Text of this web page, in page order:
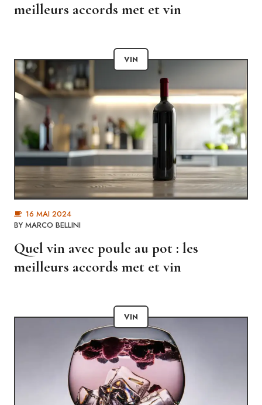
meilleurs accords met et vin
VIN
16 MAI 2024
BY MARCO BELLINI
Quel vin avec poule au pot : les
meilleurs accords met et vin
VIN